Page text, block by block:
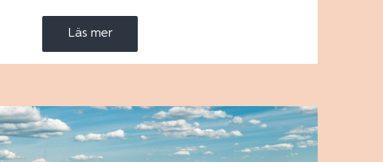
Läs mer